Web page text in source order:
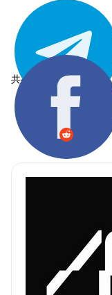
共有する: